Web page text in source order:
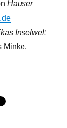
Hauser
Inselwelt
Minke.